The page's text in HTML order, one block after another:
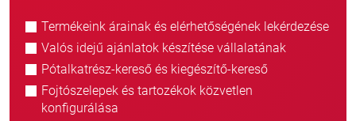
Termékeink árainak és elérhetőségének lekérdezése
Valós idejű ajánlatok készítése vállalatának
Pótalkatrész-kereső és kiegészítő-kereső
Fojtószelepek és tartozékok közvetlen
konfigurálása